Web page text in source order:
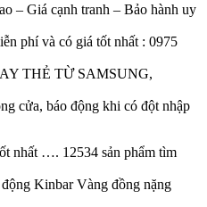
– Giá cạnh tranh – Bảo hành uy
phí và có giá tốt nhất : 0975
THẺ TỪ SAMSUNG,
cửa, báo động khi có đột nhập
nhất …. 12534 sản phẩm tìm
Kinbar Vàng đồng nặng